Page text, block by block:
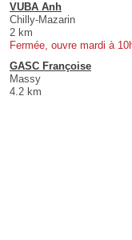
VUBA Anh
Chilly-Mazarin
2 km
Fermée, ouvre mardi à
GASC Françoise
Massy
4.2 km